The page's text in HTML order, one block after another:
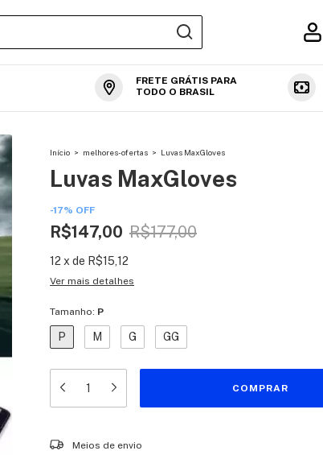
FRETE GRÁTIS PARA
TODO O BRASIL
Início > melhores-ofertas > Luvas MaxGloves
Luvas MaxGloves
-17% OFF
R$147,00 R$177,00
12 x de R$15,12
Ver mais detalhes
Tamanho: P
P M G GG
Entregas para o CEP:
Meios de envio